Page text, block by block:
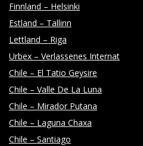
Finnland – Helsinki
Estland – Tallinn
Lettland – Riga
Urbex – Verlassenes Internat
Chile – El Tatio Geysire
Chile – Valle De La Luna
Chile – Mirador Putana
Chile – Laguna Chaxa
Chile – Santiago